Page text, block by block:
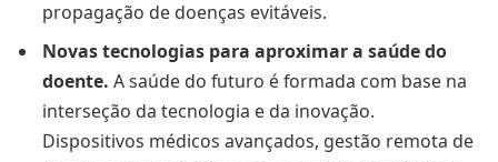
propagação de doenças evitáveis.
Novas tecnologias para aproximar a saúde do
doente. A saúde do futuro é formada com base na
interseção da tecnologia e da inovação.
Dispositivos médicos avançados, gestão remota de